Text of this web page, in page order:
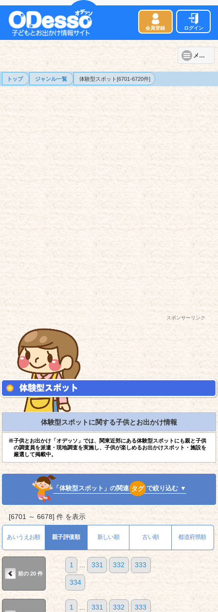
会員登録 ログイン
メニュー
トップ ジャンル一覧 体験型スポット[6701-6720件]
スポンサーリンク
体験型スポットに関する子供とお出かけ情報
※子供とお出かけ「オデッソ」では、関東近郊にある体験型スポットにも親と子供
の調査員を派遣・現地調査を実施し、子供が楽しめるお出かけスポット・施設を
厳選して掲載中。
「体験型スポット」の関連 タグ で絞り込む ▼
[6701 ～ 6678] 件 を表示
あいうえお順 親子評価順 新しい順 古い順 都道府県順
前の 20 件
1 ... 331 332 333
334
1 331 332 333